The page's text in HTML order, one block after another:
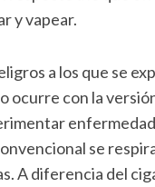
y vapear.
a los que se
ocurre con la
se
A diferencia del